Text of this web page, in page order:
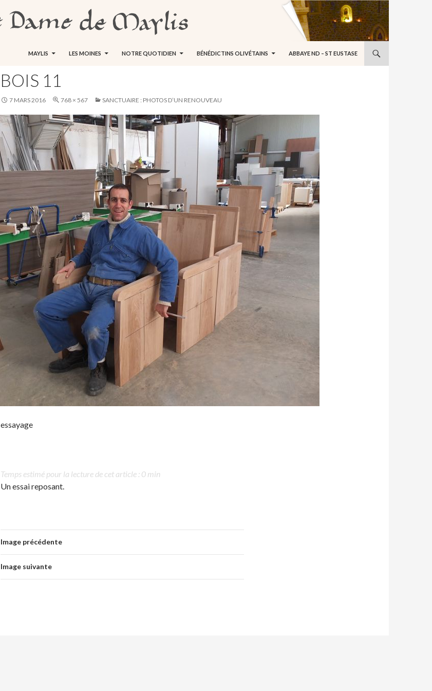
MAYLIS
LES MOINES NOTRE QUOTIDIEN BÉNÉDICTINS OLIVÉTAINS ABBAYE ND – ST EUSTASE
BOIS 11
7 MARS 2016 768 × 567 SANCTUAIRE : PHOTOS D’UN RENOUVEAU
essayage
Temps estimé pour la lecture de cet article : 0 min
Un essai reposant.
Image précédente
Image suivante